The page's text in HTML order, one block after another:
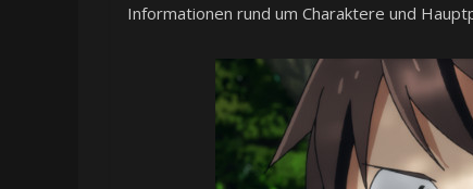
Informationen rund um Charaktere und